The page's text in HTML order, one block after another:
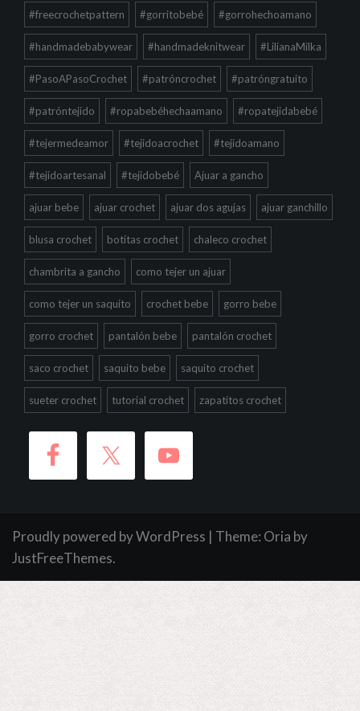
#freecrochetpattern #gorritobebé #gorrohechoamano
#handmadebabywear #handmadeknitwear #LilianaMilka
#PasoAPasoCrochet #patróncrochet #patróngratuito
#patróntejido #ropabebéhechaamano #ropatejidabebé
#tejermedeamor #tejidoacrochet #tejidoamano
#tejidoartesanal #tejidobebé Ajuar a gancho
ajuar bebe ajuar crochet ajuar dos agujas ajuar ganchillo
blusa crochet botitas crochet chaleco crochet
chambrita a gancho como tejer un ajuar
como tejer un saquito crochet bebe gorro bebe
gorro crochet pantalón bebe pantalón crochet
saco crochet saquito bebe saquito crochet
sueter crochet tutorial crochet zapatitos crochet
Proudly powered by WordPress | Theme: Oria by
JustFreeThemes.